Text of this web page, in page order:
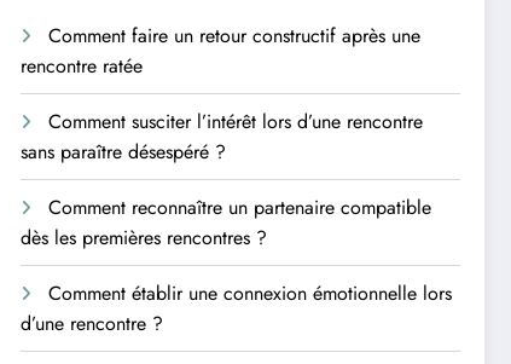
Comment faire un retour constructif après une
rencontre ratée
Comment susciter l’intérêt lors d’une rencontre
sans paraître désespéré ?
Comment reconnaître un partenaire compatible
dès les premières rencontres ?
Comment établir une connexion émotionnelle lors
d’une rencontre ?